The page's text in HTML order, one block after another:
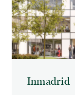
Inmadrid